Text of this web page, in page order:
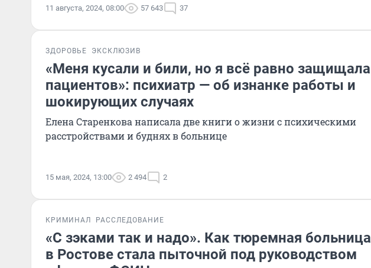
11 августа, 2024, 08:00 57 643 37
ЗДОРОВЬЕ ЭКСКЛЮЗИВ
«Меня кусали и били, но я всё равно защищала
пациентов»: психиатр — об изнанке работы и
шокирующих случаях
Елена Старенкова написала две книги о жизни с психическими
расстройствами и буднях в больнице
15 мая, 2024, 13:00 2 494 2
КРИМИНАЛ РАССЛЕДОВАНИЕ
«С зэками так и надо». Как тюремная больница
в Ростове стала пыточной под руководством